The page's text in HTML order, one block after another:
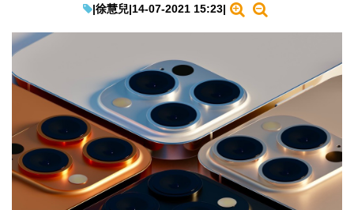
教學評測
IT Times
生成式AI與雲端應用
Enterprise Digital Transformation
特集
|徐慧兒|14-07-2021 15:23|